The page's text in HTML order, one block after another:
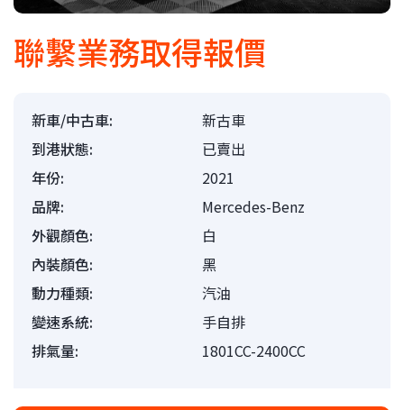
聯繫業務取得報價
新車/中古車:
新古車
到港狀態:
已賣出
年份:
2021
品牌:
Mercedes-Benz
外觀顏色:
白
內裝顏色:
黑
動力種類:
汽油
變速系統:
手自排
排氣量:
1801CC-2400CC